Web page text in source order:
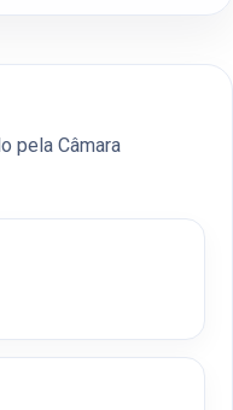
pela Câmara